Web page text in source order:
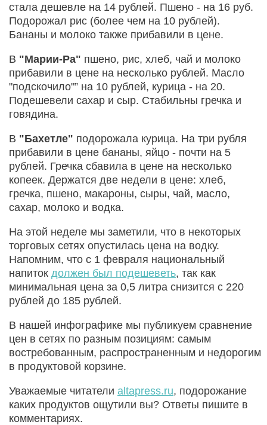
стала дешевле на 14 рублей. Пшено - на 16 руб.
Подорожал рис (более чем на 10 рублей).
Бананы и молоко также прибавили в цене.
В "Марии-Ра" пшено, рис, хлеб, чай и молоко
прибавили в цене на несколько рублей. Масло
"подскочило"” на 10 рублей, курица - на 20.
Подешевели сахар и сыр. Стабильны гречка и
говядина.
В "Бахетле" подорожала курица. На три рубля
прибавили в цене бананы, яйцо - почти на 5
рублей. Гречка сбавила в цене на несколько
копеек. Держатся две недели в цене: хлеб,
гречка, пшено, макароны, сыры, чай, масло,
сахар, молоко и водка.
На этой неделе мы заметили, что в некоторых
торговых сетях опустилась цена на водку.
Напомним, что с 1 февраля национальный
напиток должен был подешеветь, так как
минимальная цена за 0,5 литра снизится с 220
рублей до 185 рублей.
В нашей инфографике мы публикуем сравнение
цен в сетях по разным позициям: самым
востребованным, распространенным и недорогим
в продуктовой корзине.
Уважаемые читатели altapress.ru, подорожание
каких продуктов ощутили вы? Ответы пишите в
комментариях.